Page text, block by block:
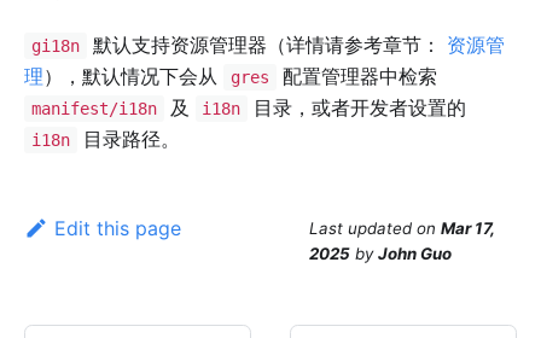
gi18n 默认支持资源管理器（详情请参考章节： 资源管
理），默认情况下会从 gres 配置管理器中检索
manifest/i18n 及 i18n 目录，或者开发者设置的
i18n 目录路径。
Edit this page Last updated on Mar 17,
2025 byJohn Guo